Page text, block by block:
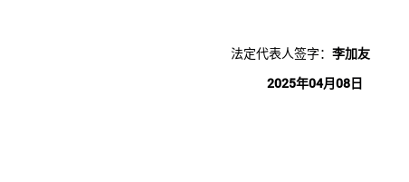
法定代表人签字： 李加友
2025年04月08日